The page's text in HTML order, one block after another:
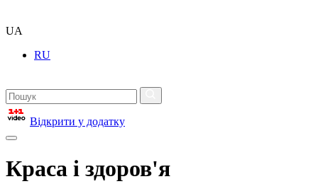
UA
RU
Відкрити у додатку
Краса і здоров'я